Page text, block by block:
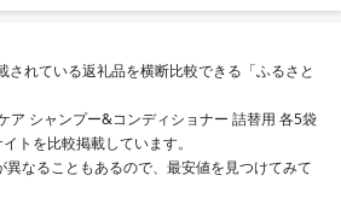
されている返礼品を横断比較できる「ふるさと
ア シャンプー&コンディショナー 詰替用 各5袋
トを比較掲載しています。
なることもあるので、最安値を見つけてみて